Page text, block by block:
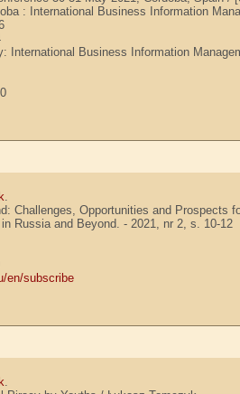
: International Business Information
International Business Information
.
Challenges, Opportunities and
Russia and Beyond. - 2021, nr 2, s. 10-12
en/subscribe
.